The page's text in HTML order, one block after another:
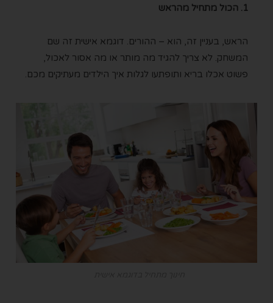
1. הכול מתחיל מהראש
הראש, בעניין זה, הוא – ההורים. דוגמא אישית זה שם
המשחק. לא צריך להגיד מה מותר או מה אסור לאכול,
פשוט אכלו בריא ותופתעו לגלות איך הילדים מעתיקים מכם.